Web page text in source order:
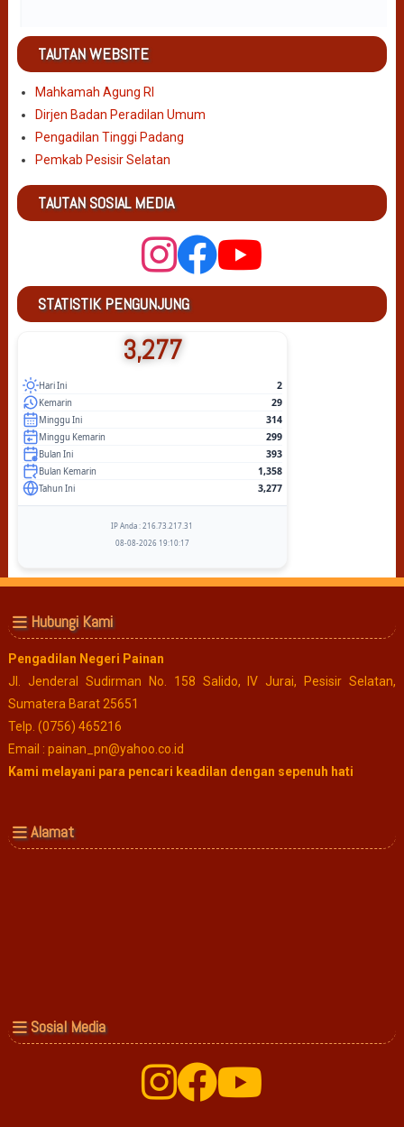
TAUTAN WEBSITE
Mahkamah Agung RI
Dirjen Badan Peradilan Umum
Pengadilan Tinggi Padang
Pemkab Pesisir Selatan
TAUTAN SOSIAL MEDIA
STATISTIK PENGUNJUNG
3,277
Hari Ini 2
Kemarin 29
Minggu Ini 314
Minggu Kemarin 299
Bulan Ini 393
Bulan Kemarin 1,358
Tahun Ini 3,277
IP Anda : 216.73.217.31
08-08-2026 19:10:17
Hubungi Kami
Pengadilan Negeri Painan
Jl. Jenderal Sudirman No. 158 Salido, IV Jurai, Pesisir Selatan,
Sumatera Barat 25651
Telp. (0756) 465216
Email : painan_pn@yahoo.co.id
Kami melayani para pencari keadilan dengan sepenuh hati
Alamat
Sosial Media